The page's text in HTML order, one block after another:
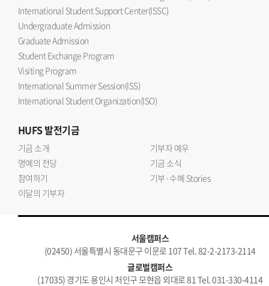
International Student Support Center(ISSC)
Undergraduate Admission
Graduate Admission
Student Exchange Program
Visiting Program
International Summer Session(ISS)
International Student Organization(ISO)
HUFS발전기금
기금 소개
기부자 예우
명예의 전당
기금 소식
참여하기
기부·수혜 Stories
이달의 기부자
서울캠퍼스
(02450) 서울특별시 동대문구 이문로 107 Tel. 82-2-2173-2114
글로벌캠퍼스
(17035) 경기도 용인시 처인구 모현읍 외대로 81 Tel. 031-330-4114